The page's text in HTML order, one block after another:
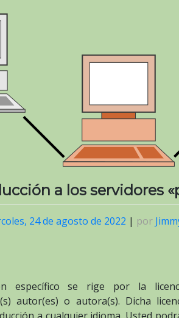
a los servidores
24 de agosto de 2022 | por
específico se rige por la
autor(es) o autora(s). Dicha